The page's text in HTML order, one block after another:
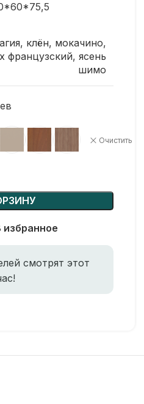
, клён, мокачино,
французский, ясень
шимо
Очистить
избранное
смотрят этот